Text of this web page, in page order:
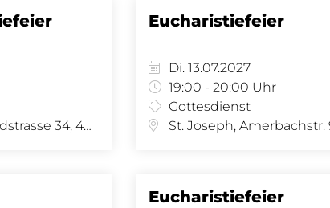
St. Michael, Allmendstrasse 34, 4058 Basel
Eucharistiefeier
Di. 13.07.2027
19:00 - 20:00 Uhr
Gottesdienst
Eucharistiefeier